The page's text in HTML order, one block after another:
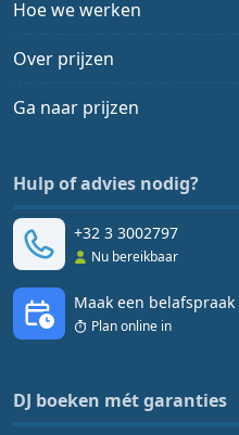
Hoe we werken
Over prijzen
Ga naar prijzen
Hulp of advies nodig?
+32 3 3002797
Nu bereikbaar
Maak een belafspraak
Plan online in
DJ boeken mét garanties